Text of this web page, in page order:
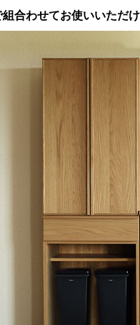
合わせてお使いいただ